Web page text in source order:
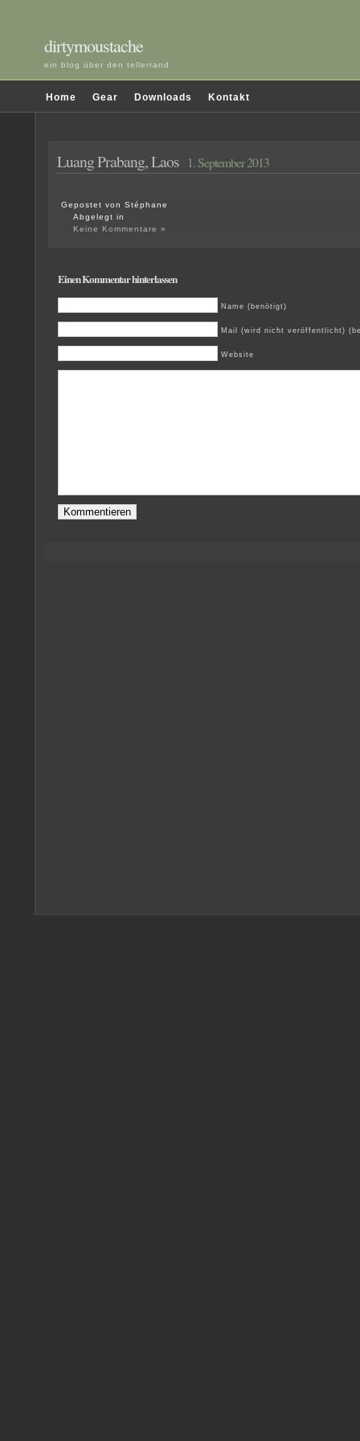
dirtymoustache
ein blog über den tellerrand
Home Gear Downloads Kontakt
Luang Prabang, Laos 1. September 2013
Gepostet von Stéphane
Abgelegt in
Keine Kommentare »
Einen Kommentar hinterlassen
Name (benötigt)
Mail (wird nicht veröffentlicht)
Website